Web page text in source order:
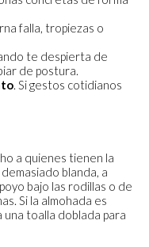
falla, tropiezas o
te despierta de
de postura.
. Si gestos cotidianos
a quienes tienen la
blanda, a
bajo las rodillas o de
Si la almohada es
una toalla doblada para